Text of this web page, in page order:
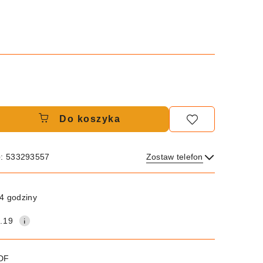
Do koszyka
533293557 Zostaw telefon
Wyślij
godziny